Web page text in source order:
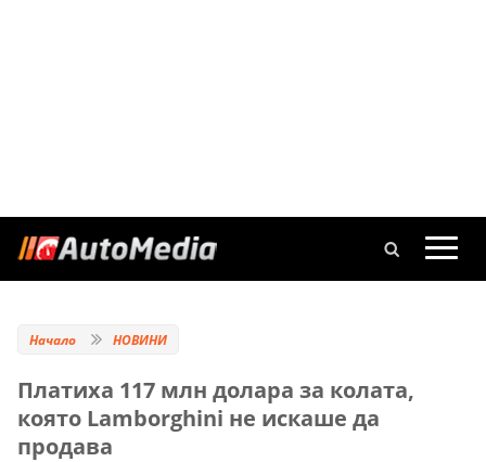
Начало НОВИНИ
Платиха 117 млн долара за колата,
която Lamborghini не искаше да
продава